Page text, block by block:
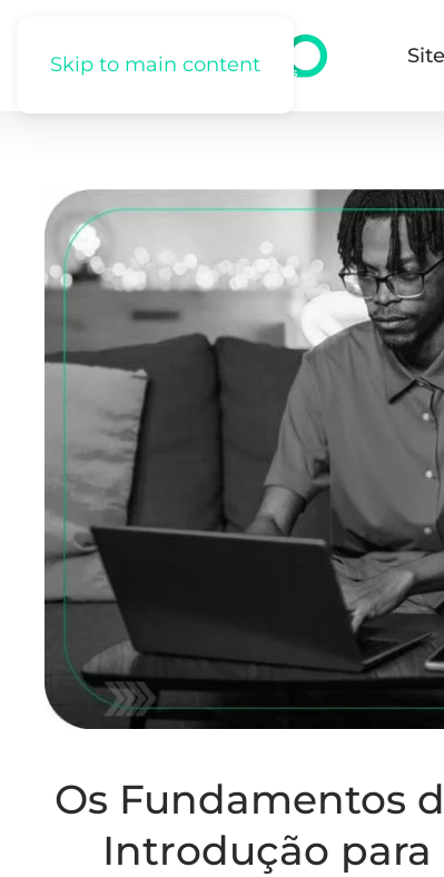
Skip to main content
Os Fundamentos
Introdução para